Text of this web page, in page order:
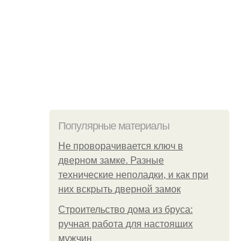
Популярные материалы
Не проворачивается ключ в
дверном замке. Разные
технические неполадки, и как при
них вскрыть дверной замок
Строительство дома из бруса:
ручная работа для настоящих
мужчин